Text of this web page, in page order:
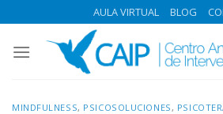
to
content
AULA VIRTUAL BLOG
MINDFULNESS, PSICOSOLUCIONES,